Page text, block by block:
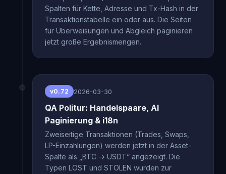
Spalten für Kette, Adresse und Tx-Hash in der
Transaktionstabelle ein oder aus. Die Seiten
für Überweisungen und Abgleich paginieren
jetzt große Ergebnismengen.
v0.72 2026-03-30
QA Politur: Handelspaare, AI
Paginierung & i18n
Zweiseitige Transaktionen (Trades, Swaps,
LP-Einzahlungen) werden jetzt in der Asset-
Spalte als „BTC → USDT“ angezeigt. Die
Typen LOST und STOLEN wurden zur